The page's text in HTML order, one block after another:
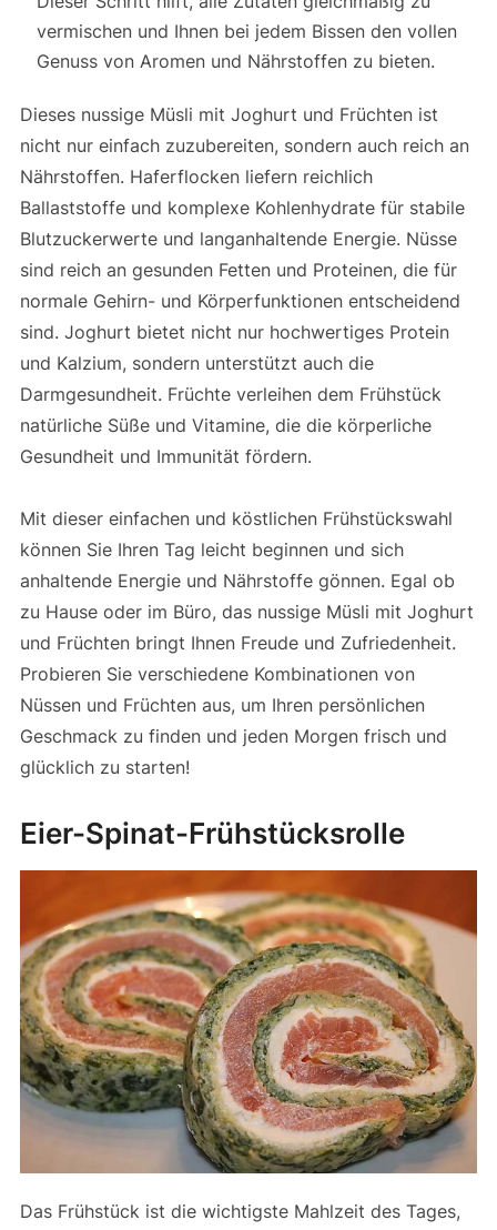
vermischen und Ihnen bei jedem Bissen den vollen
Genuss von Aromen und Nährstoffen zu bieten.
Dieses nussige Müsli mit Joghurt und Früchten ist
nicht nur einfach zuzubereiten, sondern auch reich an
Nährstoffen. Haferflocken liefern reichlich
Ballaststoffe und komplexe Kohlenhydrate für stabile
Blutzuckerwerte und langanhaltende Energie. Nüsse
sind reich an gesunden Fetten und Proteinen, die für
normale Gehirn- und Körperfunktionen entscheidend
sind. Joghurt bietet nicht nur hochwertiges Protein
und Kalzium, sondern unterstützt auch die
Darmgesundheit. Früchte verleihen dem Frühstück
natürliche Süße und Vitamine, die die körperliche
Gesundheit und Immunität fördern.
Mit dieser einfachen und köstlichen Frühstückswahl
können Sie Ihren Tag leicht beginnen und sich
anhaltende Energie und Nährstoffe gönnen. Egal ob
zu Hause oder im Büro, das nussige Müsli mit Joghurt
und Früchten bringt Ihnen Freude und Zufriedenheit.
Probieren Sie verschiedene Kombinationen von
Nüssen und Früchten aus, um Ihren persönlichen
Geschmack zu finden und jeden Morgen frisch und
glücklich zu starten!
Eier-Spinat-Frühstücksrolle
Das Frühstück ist die wichtigste Mahlzeit des Tages,